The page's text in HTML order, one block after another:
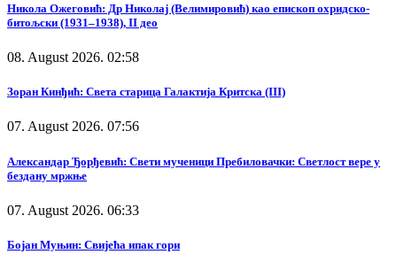
Никола Ожеговић: Др Николај (Велимировић) као епископ охридско-
битољски (1931–1938), II део
08. August 2026. 02:58
Зоран Кинђић: Света старица Галактија Критска (III)
07. August 2026. 07:56
Александар Ђорђевић: Свети мученици Пребиловачки: Светлост вере у
бездану мржње
07. August 2026. 06:33
Бојан Муњин: Свијећа ипак гори